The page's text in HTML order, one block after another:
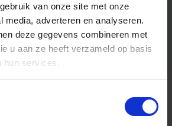
van onze site met onze
media, adverteren en analyseren.
deze gegevens combineren met
u aan ze heeft verzameld op basis
hun services.